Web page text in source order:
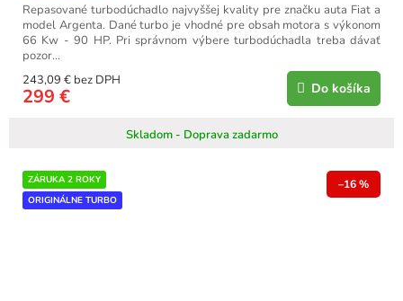
Skladom - Doprava zadarmo
243,09 € bez DPH
299 € Do košíka
Repasované turbodúchadlo najvyššej kvality pre značku auta Fiat a
model Argenta. Dané turbo je vhodné pre obsah motora s výkonom
66 Kw - 90 HP. Pri správnom výbere turbodúchadla treba dávať
pozor...
ZÁRUKA 2 ROKY
ORIGINÁLNE TURBO
–16 %